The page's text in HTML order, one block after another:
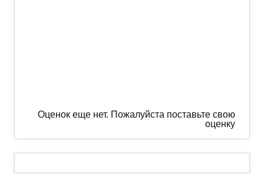
Оценок еще нет. Пожалуйста поставьте свою
оценку